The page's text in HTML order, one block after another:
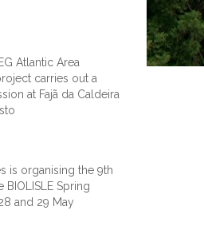
Atlantic Area
carries out a
at Fajã da Caldeira
is organising the 9th
BIOLISLE Spring
and 29 May